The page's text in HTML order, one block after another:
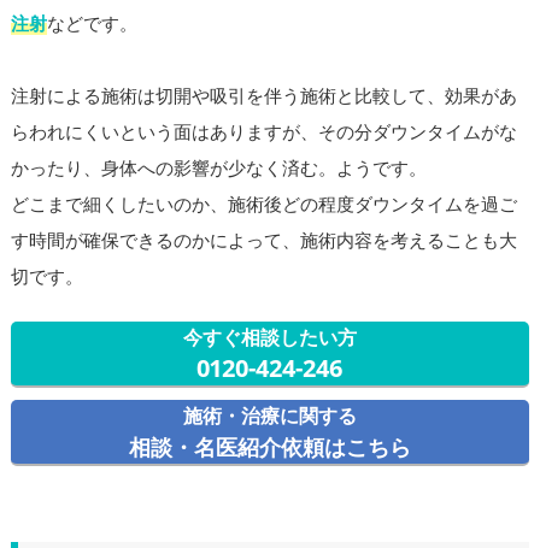
注射などです。
注射による施術は切開や吸引を伴う施術と比較して、効果があ
らわれにくいという面はありますが、その分ダウンタイムがな
かったり、身体への影響が少なく済む。ようです。
どこまで細くしたいのか、施術後どの程度ダウンタイムを過ご
す時間が確保できるのかによって、施術内容を考えることも大
切です。
今すぐ相談したい方
0120-424-246
施術・治療に関する
相談・名医紹介依頼はこちら